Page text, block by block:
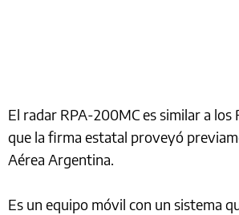
El radar RPA-200MC es similar a los
que la firma estatal proveyó
Aérea Argentina.
Es un equipo móvil con un sistema